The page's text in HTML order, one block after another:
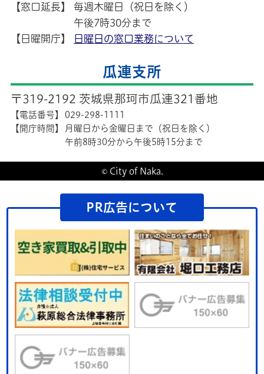
【窓口延長】
毎週木曜日（祝日を除く）
午後7時30分まで
【日曜開庁】
日曜日の窓口業務について
瓜連支所
〒319-2192 茨城県那珂市瓜連321番地
【電話番号】
029-298-1111
【開庁時間】
月曜日から金曜日まで（祝日を除く）
午前8時30分から午後5時15分まで
© City of Naka.
PR広告について